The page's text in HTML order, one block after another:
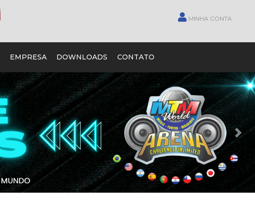
MINHA CONTA
EMPRESA DOWNLOADS CONTATO